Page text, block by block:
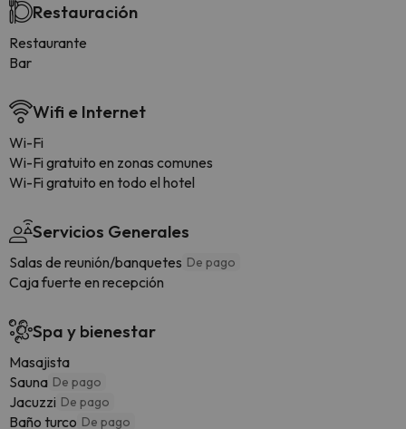
Restauración
Restaurante
Bar
Wifi e Internet
Wi-Fi
Wi-Fi gratuito en zonas comunes
Wi-Fi gratuito en todo el hotel
Servicios Generales
Salas de reunión/banquetes De pago
Caja fuerte en recepción
Spa y bienestar
Masajista
Sauna De pago
Jacuzzi De pago
Baño turco De pago